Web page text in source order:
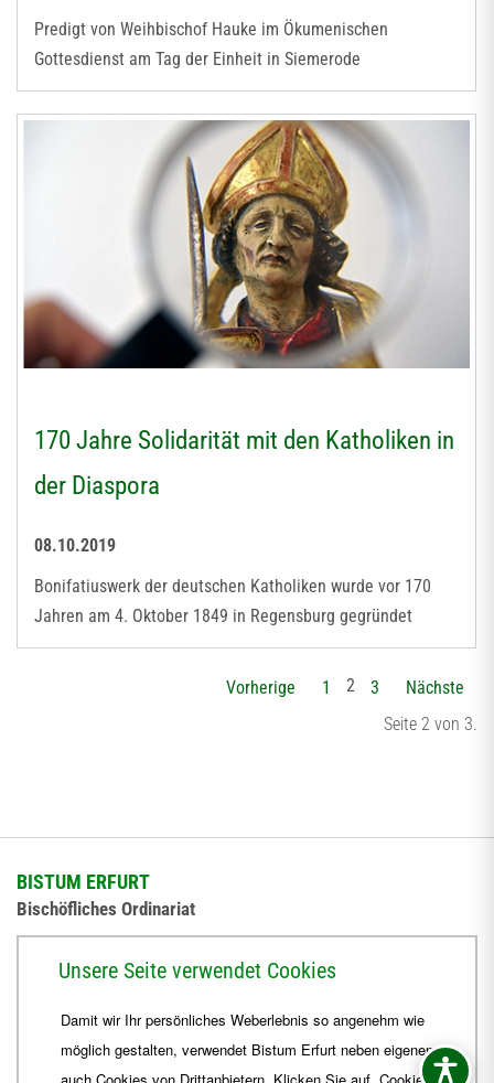
Predigt von Weihbischof Hauke im Ökumenischen
Gottesdienst am Tag der Einheit in Siemerode
170 Jahre Solidarität mit den Katholiken in
der Diaspora
08.10.2019
Bonifatiuswerk der deutschen Katholiken wurde vor 170
Jahren am 4. Oktober 1849 in Regensburg gegründet
Seite 2 von 3.
Vorherige 1 2 3 Nächste
BISTUM ERFURT
Bischöfliches Ordinariat
+49 361 6572-444
ordinariat Bistum-Erfurt.de
Unsere Seite verwendet Cookies
Damit wir Ihr persönliches Weberlebnis so angenehm wie
möglich gestalten, verwendet Bistum Erfurt neben eigenen
auch Cookies von Drittanbietern. Klicken Sie auf „Cookies